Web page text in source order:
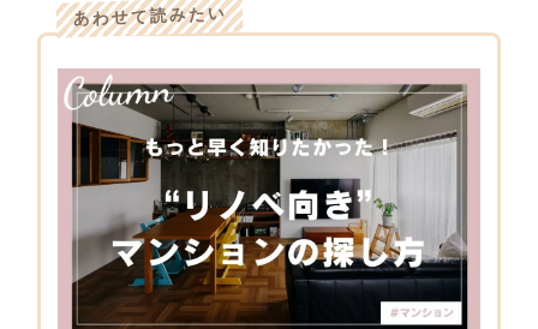
あわせて読みたい